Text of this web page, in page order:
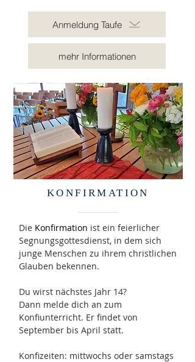
Anmeldung Taufe
mehr Informationen
KONFIRMATION
Die Konfirmation ist ein feierlicher
Segnungsgottesdienst, in dem sich
junge Menschen zu ihrem christlichen
Glauben bekennen.
Du wirst nächstes Jahr 14?
Dann melde dich an zum
Konfiunterricht. Er findet von
September bis April statt.
Konfizeiten: mittwochs oder samstags